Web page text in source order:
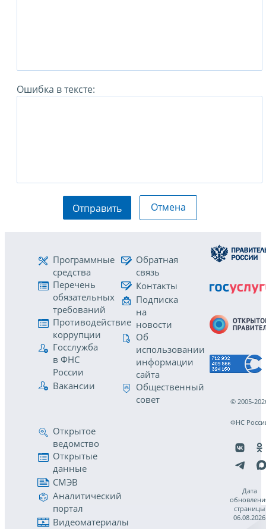
Ошибка в тексте:
Отправить Отмена
Программные
средства
Перечень
обязательных
требований
Противодействие
коррупции
Госслужба
в ФНС
России
Вакансии
Обратная
связь
Контакты
Подписка
на
новости
Об
использовании
информации
сайта
Общественный
совет
Открытое
ведомство
Открытые
данные
СМЭВ
Аналитический
портал
Видеоматериалы
© 2005-
ФНС
Дата
страницы
06.08.2026